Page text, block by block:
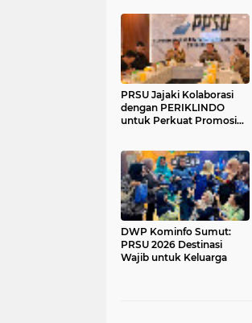
PRSU Jajaki Kolaborasi
dengan PERIKLINDO
untuk Perkuat Promosi
DWP Kominfo Sumut:
PRSU 2026 Destinasi
Wajib untuk Keluarga